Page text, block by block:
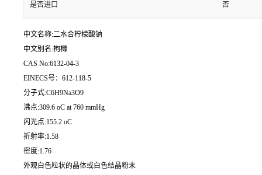
是否进口 否
中文名称:二水合柠檬酸钠
中文别名:枸橼
CAS No:6132-04-3
EINECS号：612-118-5
分子式:C6H9Na3O9
沸点:309.6 oC at 760 mmHg
闪光点:155.2 oC
折射率:1.58
密度:1.76
外观白色粒状的晶体或白色结晶粉末